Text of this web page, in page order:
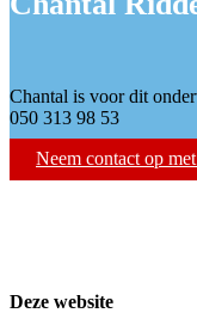
Chantal is voor dit
050 313 98 53
Neem contact op
Deze website